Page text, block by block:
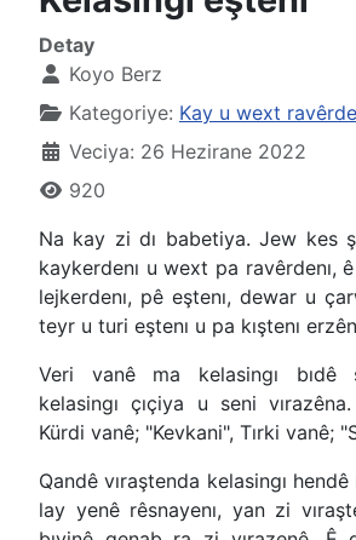
Detay
Koyo Berz
Kategoriye: Kay u wext
Veciya: 26 Hezirane 2022
920
Na kay zi dı babetiya. Jew kes
kaykerdenı u wext pa ravêrdenı, ê
lejkerdenı, pê eştenı, dewar u
teyr u turi eştenı u pa kıştenı
Veri vanê ma kelasingı bıdê
kelasingı çıçiya u seni
Kürdi vanê; "Kevkani", Tırki vanê;
Qandê vıraştenda kelasingı
lay yenê rêsnayenı, yan zi